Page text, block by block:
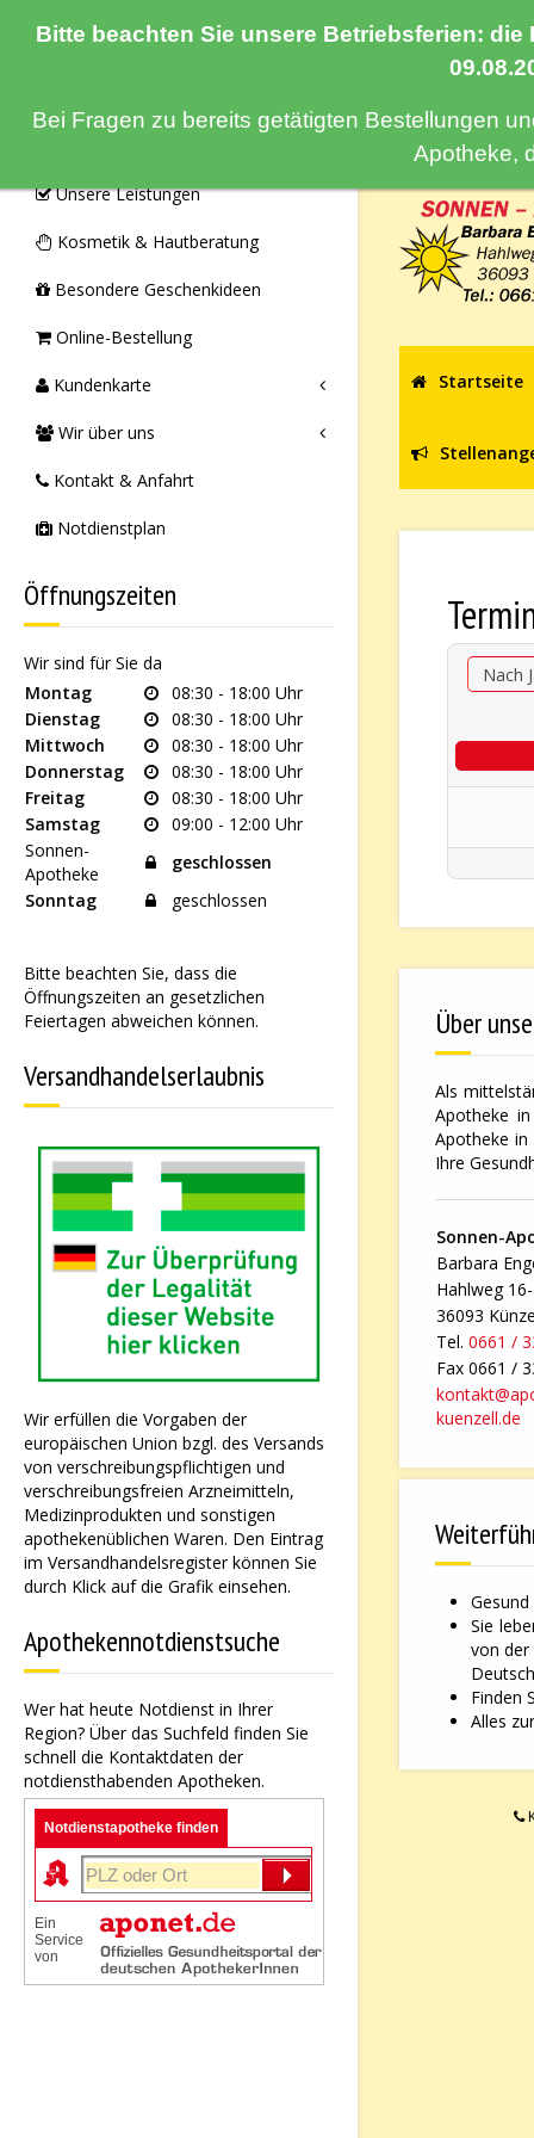
Bitte beachten Sie unsere Betriebsferien:
Bei Fragen zu bereits getätigten Bestellungen
Apotheke,
Unsere Leistungen
Kosmetik & Hautberatung
Besondere Geschenkideen
Online-Bestellung
Kundenkarte
Wir über uns
Kontakt & Anfahrt
Notdienstplan
Öffnungszeiten
Wir sind für Sie da
Montag
08:30 - 18:00 Uhr
Dienstag
08:30 - 18:00 Uhr
Mittwoch
08:30 - 18:00 Uhr
Donnerstag
08:30 - 18:00 Uhr
Freitag
08:30 - 18:00 Uhr
Samstag
09:00 - 12:00 Uhr
Sonnen-
Apotheke
geschlossen
Sonntag
geschlossen
Bitte beachten Sie, dass die
Öffnungszeiten an gesetzlichen
Feiertagen abweichen können.
Versandhandelserlaubnis
Wir erfüllen die Vorgaben der
europäischen Union bzgl. des Versands
von verschreibungspflichtigen und
verschreibungsfreien Arzneimitteln,
Medizinprodukten und sonstigen
apothekenüblichen Waren. Den Eintrag
im Versandhandelsregister können Sie
durch Klick auf die Grafik einsehen.
Apothekennotdienstsuche
Wer hat heute Notdienst in Ihrer
Region? Über das Suchfeld finden Sie
schnell die Kontaktdaten der
notdiensthabenden Apotheken.
Notdienstapotheke finden
Ein
Service
von
Startseite
Nach
Über
Als
Apotheke
Apotheke in
Ihre
Sonnen-
Barbara
Hahlweg
36093
Tel. 0661 /
Fax 0661 /
kuenzell.de
Sie
von der
Finden
Alles